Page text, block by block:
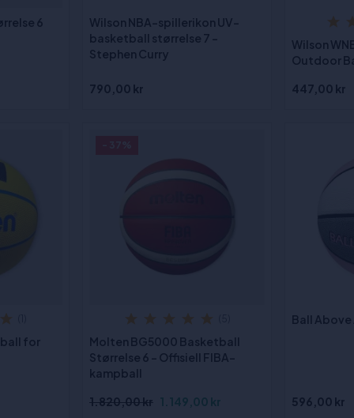
6
Wilson NBA-spillerikon UV-
basketball størrelse 7 -
Stephen Curry
790,00 kr
Wilson
Outdoor
447,00 kr
for
Molten BG5000 Basketball
Størrelse 6 - Offisiell FIBA-
kampball
1.820,00 kr 1.149,00 kr
Ball Above
596,00 kr